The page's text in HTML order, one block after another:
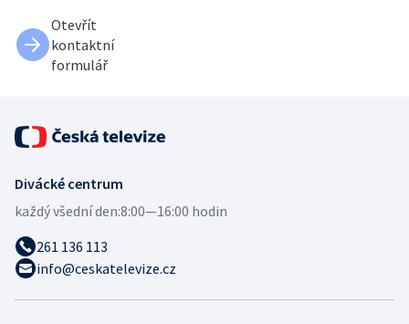
Otevřít
kontaktní
formulář
Divácké centrum
každý všední den:8:00—16:00 hodin
261 136 113
info@ceskatelevize.cz